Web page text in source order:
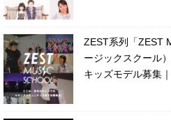
ZEST系列「ZEST
ージックスクール
キッズモデル募集